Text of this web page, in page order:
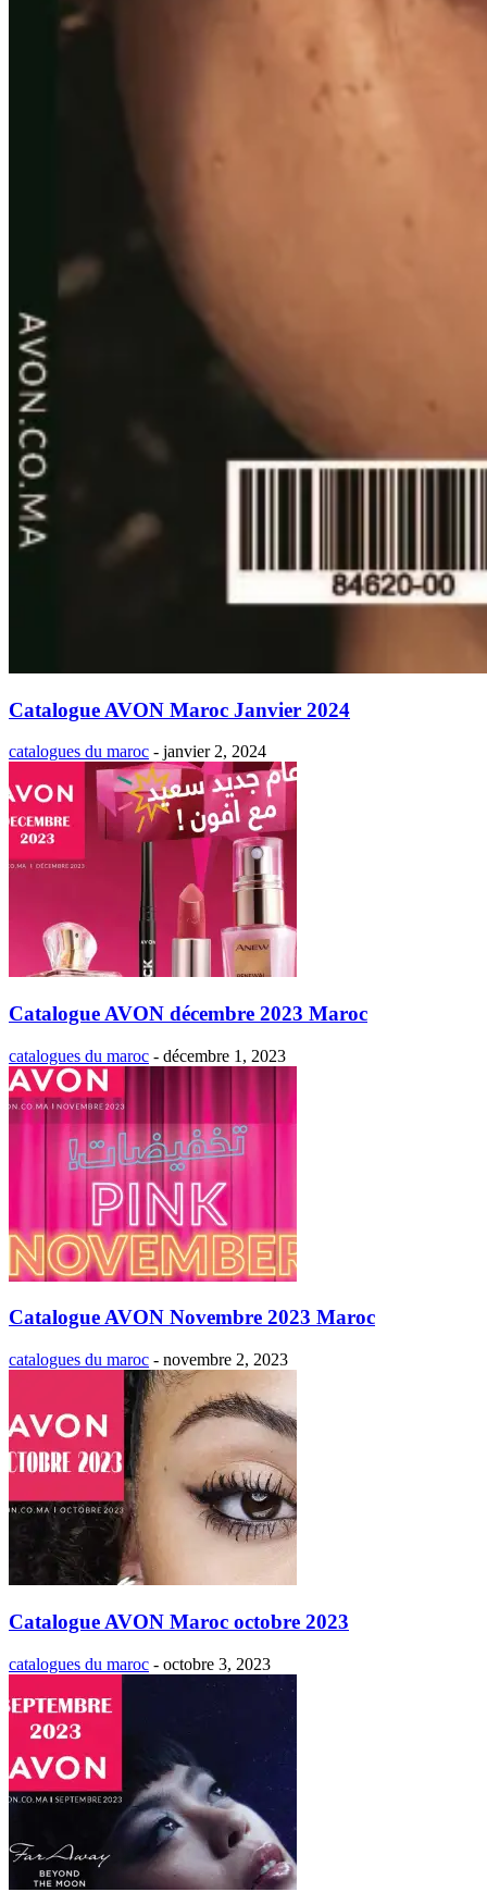
Catalogue AVON Maroc Janvier 2024
catalogues du maroc - janvier 2, 2024
Catalogue AVON décembre 2023 Maroc
catalogues du maroc - décembre 1, 2023
Catalogue AVON Novembre 2023 Maroc
catalogues du maroc - novembre 2, 2023
Catalogue AVON Maroc octobre 2023
catalogues du maroc - octobre 3, 2023